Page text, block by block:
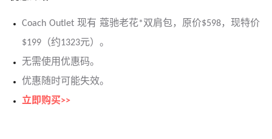
Coach Outlet 现有 蔻驰老花*双肩包，原价$598，现特价
$199（约1323元）。
无需使用优惠码。
优惠随时可能失效。
立即购买>>